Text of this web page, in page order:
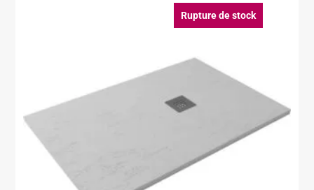
Rupture de stock